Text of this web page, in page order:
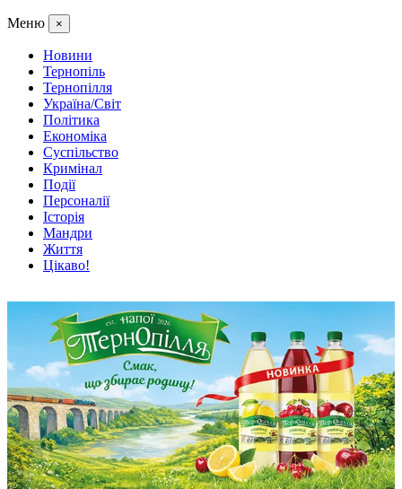
Меню ×
Новини
Тернопіль
Тернопілля
Україна/Світ
Політика
Економіка
Суспільство
Кримінал
Події
Персоналії
Історія
Мандри
Життя
Цікаво!